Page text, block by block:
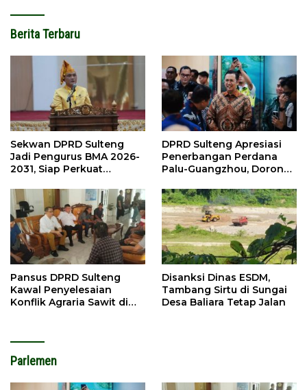
Berita Terbaru
Sekwan DPRD Sulteng
Jadi Pengurus BMA 2026-
2031, Siap Perkuat
DPRD Sulteng Apresiasi
Penerbangan Perdana
Palu-Guangzhou, Dorong
Pansus DPRD Sulteng
Kawal Penyelesaian
Konflik Agraria Sawit di
Disanksi Dinas ESDM,
Tambang Sirtu di Sungai
Desa Baliara Tetap Jalan
Parlemen